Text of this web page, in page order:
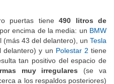
puertas tiene490 litros de
encima de la media: un BMW
(más 43 del delantero), un Tesla
delantero) y un Polestar 2tiene
tan positivo del espacio de
muy irregulares(se va